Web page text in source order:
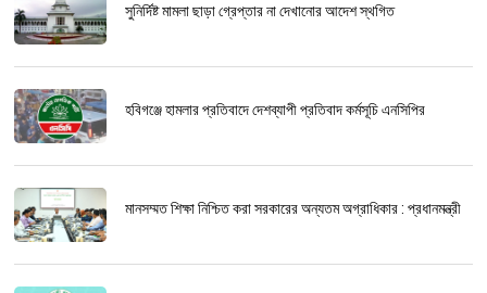
সুনির্দিষ্ট মামলা ছাড়া গ্রেপ্তার না দেখানোর আদেশ স্থগিত
হবিগঞ্জে হামলার প্রতিবাদে দেশব্যাপী প্রতিবাদ কর্মসূচি এনসিপির
মানসম্মত শিক্ষা নিশ্চিত করা সরকারের অন্যতম অগ্রাধিকার : প্রধানমন্ত্রী